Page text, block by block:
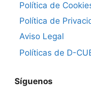
Política de
Política de
Aviso Legal
Políticas de D-
Síguenos